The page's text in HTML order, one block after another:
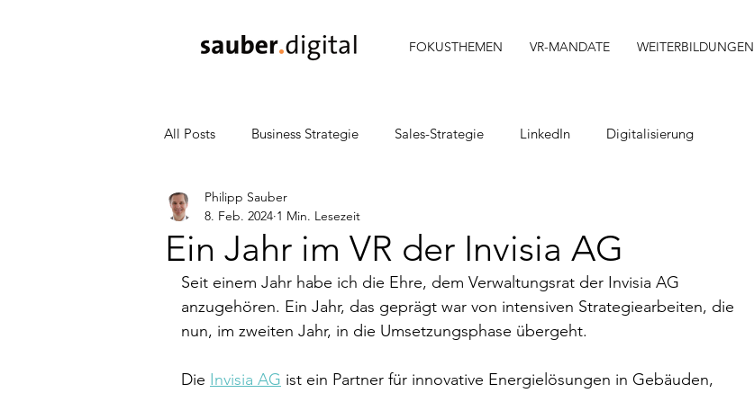
FOKUSTHEMEN VR-MANDATE WEITERBILDUNGEN
All Posts Business Strategie Sales-Strategie LinkedIn Digitalisierung
Sales & Marketing
Presse Entrepreneurship Verwaltungsrat Coaching Innovation
Ein Jahr im VR der Invisia AG
Philipp Sauber
8. Feb. 2024 1 Min. Lesezeit
Seit einem Jahr habe ich die Ehre, dem Verwaltungsrat der Invisia AG
anzugehören. Ein Jahr, das geprägt war von intensiven Strategiearbeiten, die
nun, im zweiten Jahr, in die Umsetzungsphase übergeht.
Die Invisia AG ist ein Partner für innovative Energielösungen in Gebäuden,